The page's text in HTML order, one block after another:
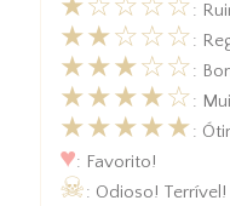
★☆☆☆☆:
★★☆☆☆:
★★★☆☆:
★★★★☆:
★★★★★:
♥: Favorito!
☠: Odioso! Terrível!